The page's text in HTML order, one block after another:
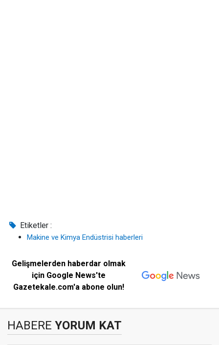
Etiketler :
Makine ve Kimya Endüstrisi haberleri
Gelişmelerden haberdar olmak
için Google News'te
Gazetekale.com'a abone olun!
HABERE YORUM KAT